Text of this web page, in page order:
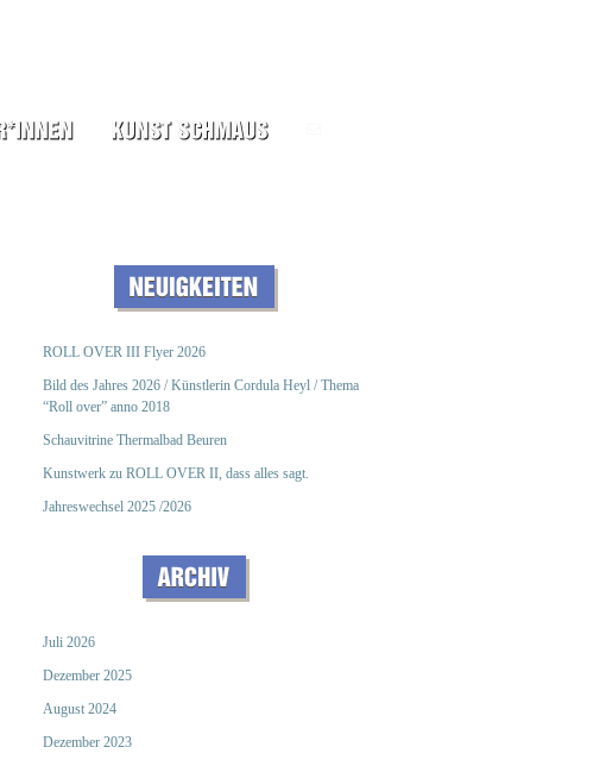
ROLL OVER III Flyer 2026
Bild des Jahres 2026 / Künstlerin Cordula Heyl / Thema
“Roll over” anno 2018
Schauvitrine Thermalbad Beuren
Kunstwerk zu ROLL OVER II, dass alles sagt.
Jahreswechsel 2025 /2026
Juli 2026
Dezember 2025
August 2024
Dezember 2023